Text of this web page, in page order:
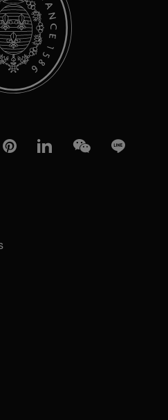
PinterestlinkedInWeChatLine